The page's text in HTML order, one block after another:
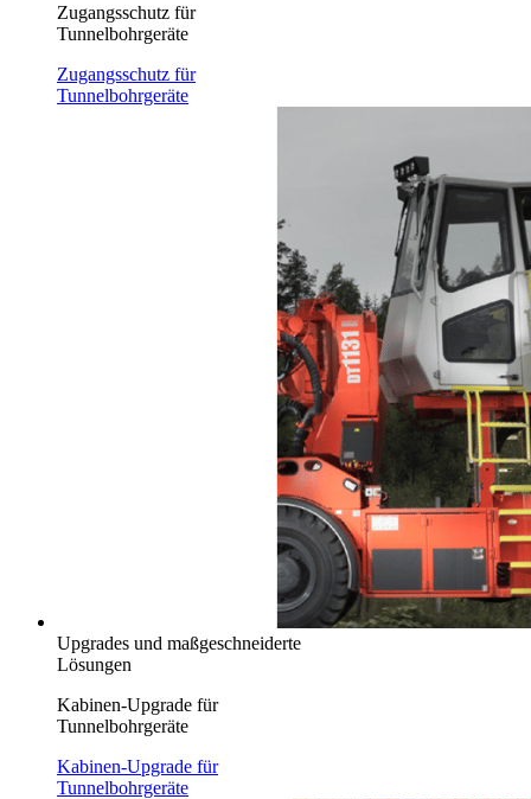
Zugangsschutz für
Tunnelbohrgeräte
Zugangsschutz für
Tunnelbohrgeräte
Upgrades und maßgeschneiderte
Lösungen
Kabinen-Upgrade für
Tunnelbohrgeräte
Kabinen-Upgrade für
Tunnelbohrgeräte